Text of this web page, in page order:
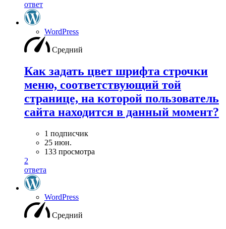
ответ
WordPress
Средний
Как задать цвет шрифта строчки
меню, соответствующий той
странице, на которой пользователь
сайта находится в данный момент?
1 подписчик
25 июн.
133 просмотра
2
ответа
WordPress
Средний